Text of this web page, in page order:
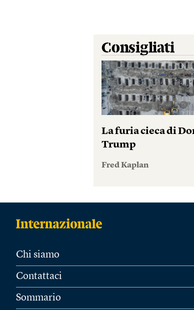
Consigliati
La furia cieca di
Trump
Fred Kaplan
Chi siamo
Contattaci
Sommario